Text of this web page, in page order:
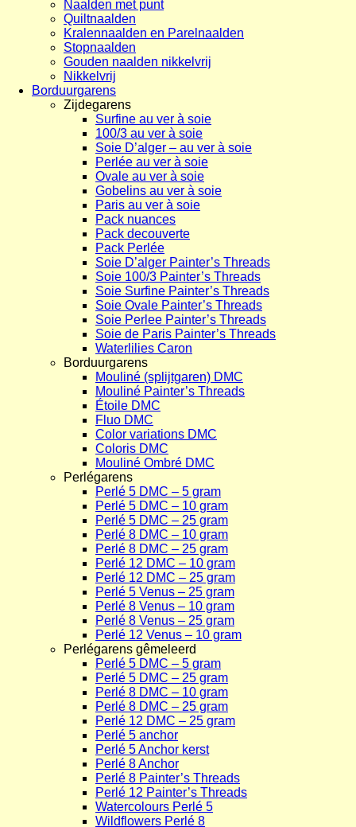
Naalden met punt
Quiltnaalden
Kralennaalden en Parelnaalden
Stopnaalden
Gouden naalden nikkelvrij
Nikkelvrij
Borduurgarens
Zijdegarens
Surfine au ver à soie
100/3 au ver à soie
Soie D’alger – au ver à soie
Perlée au ver à soie
Ovale au ver à soie
Gobelins au ver à soie
Paris au ver à soie
Pack nuances
Pack decouverte
Pack Perlée
Soie D’alger Painter’s Threads
Soie 100/3 Painter’s Threads
Soie Surfine Painter’s Threads
Soie Ovale Painter’s Threads
Soie Perlee Painter’s Threads
Soie de Paris Painter’s Threads
Waterlilies Caron
Borduurgarens
Mouliné (splijtgaren) DMC
Mouliné Painter’s Threads
Étoile DMC
Fluo DMC
Color variations DMC
Coloris DMC
Mouliné Ombré DMC
Perlégarens
Perlé 5 DMC – 5 gram
Perlé 5 DMC – 10 gram
Perlé 5 DMC – 25 gram
Perlé 8 DMC – 10 gram
Perlé 8 DMC – 25 gram
Perlé 12 DMC – 10 gram
Perlé 12 DMC – 25 gram
Perlé 5 Venus – 25 gram
Perlé 8 Venus – 10 gram
Perlé 8 Venus – 25 gram
Perlé 12 Venus – 10 gram
Perlégarens gêmeleerd
Perlé 5 DMC – 5 gram
Perlé 5 DMC – 25 gram
Perlé 8 DMC – 10 gram
Perlé 8 DMC – 25 gram
Perlé 12 DMC – 25 gram
Perlé 5 anchor
Perlé 5 Anchor kerst
Perlé 8 Anchor
Perlé 8 Painter’s Threads
Perlé 12 Painter’s Threads
Watercolours Perlé 5
Wildflowers Perlé 8